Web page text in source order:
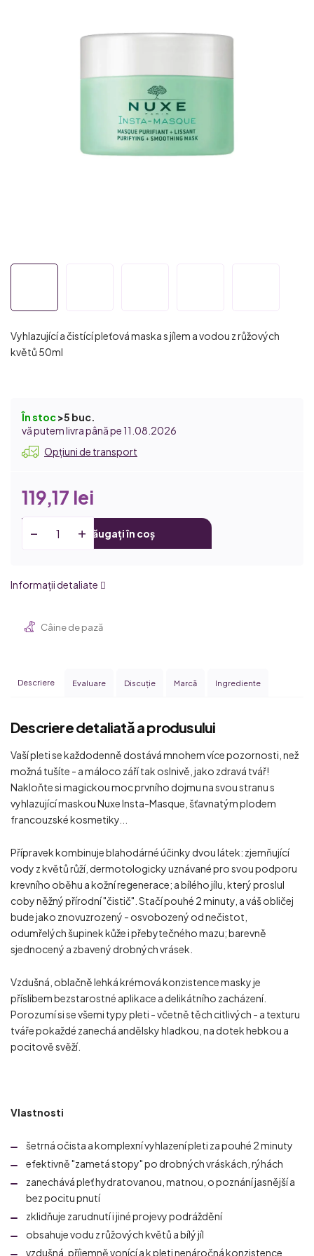
Vyhlazující a čistící pleťová maska s jílem a vodou z růžových
květů 50ml
În stoc>5 buc.
11.08.2026
Opțiuni de transport
119,17 lei
Adăugați în coș
Informaţii detaliate
Câine de pază
Descriere Evaluare Discuţie Marcă Ingrediente
Descriere detaliată a produsului
Vaší pleti se každodenně dostává mnohem více pozornosti, než
možná tušíte - a máloco září tak oslnivě, jako zdravá tvář!
Nakloňte si magickou moc prvního dojmu na svou stranu s
vyhlazující maskou Nuxe Insta-Masque, šťavnatým plodem
francouzské kosmetiky...
Přípravek kombinuje blahodárné účinky dvou látek: zjemňující
vody z květů růží, dermotologicky uznávané pro svou podporu
krevního oběhu a kožní regenerace; a bílého jílu, který proslul
coby něžný přírodní "čistič". Stačí pouhé 2 minuty, a váš obličej
bude jako znovuzrozený - osvobozený od nečistot,
odumřelých šupinek kůže i přebytečného mazu; barevně
sjednocený a zbavený drobných vrásek.
Vzdušná, oblačně lehká krémová konzistence masky je
příslibem bezstarostné aplikace a delikátního zacházení.
Porozumí si se všemi typy pleti - včetně těch citlivých - a texturu
tváře pokaždé zanechá andělsky hladkou, na dotek hebkou a
pocitově svěží.
Vlastnosti
šetrná očista a komplexní vyhlazení pleti za pouhé 2 minuty
efektivně "zametá stopy" po drobných vráskách, rýhách
zanechává pleť hydratovanou, matnou, o poznání jasnější a
bez pocitu pnutí
zklidňuje zarudnutí i jiné projevy podráždění
obsahuje vodu z růžových květů a bílý jíl
vzdušná, příjemně vonící a k pleti nenáročná konzistence